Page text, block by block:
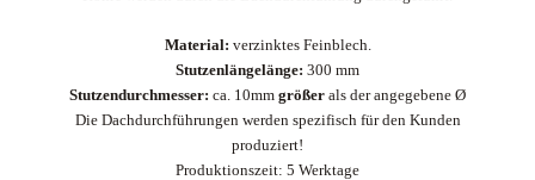
Material: verzinktes Feinblech.
Stutzenlängelänge: 300 mm
Stutzendurchmesser: ca. 10mm größer als der angegebene Ø
Die Dachdurchführungen werden spezifisch für den Kunden
produziert!
Produktionszeit: 5 Werktage